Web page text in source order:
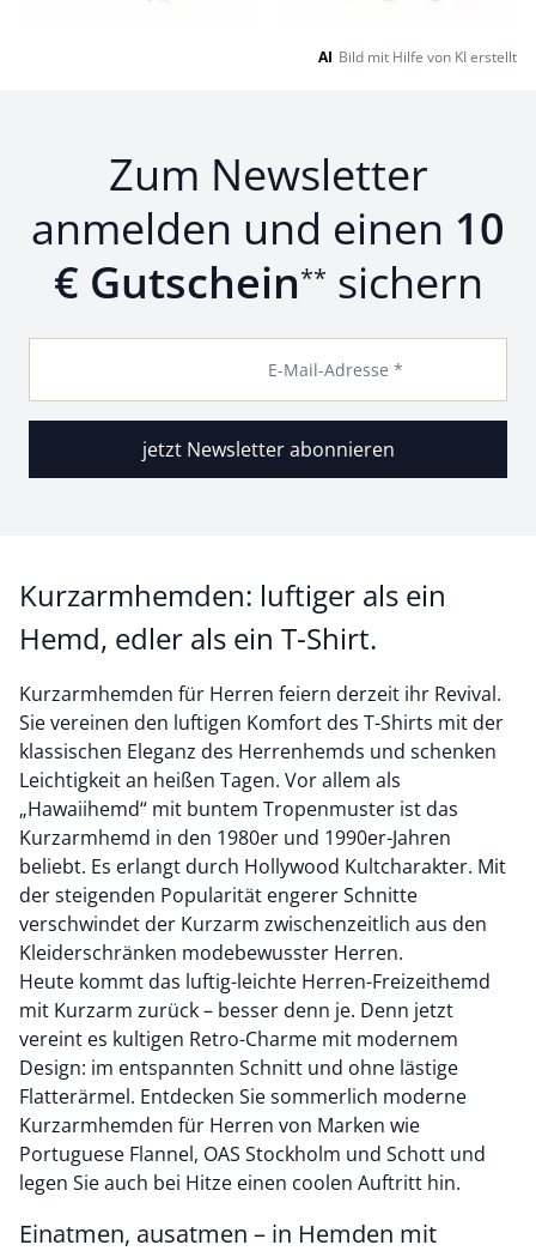
AI Bild mit Hilfe von KI erstellt
Zum Newsletter
anmelden und einen 10
€ Gutschein** sichern
E-Mail-Adresse *
jetzt Newsletter abonnieren
Kurzarmhemden: luftiger als ein
Hemd, edler als ein T-Shirt.
Kurzarmhemden für Herren feiern derzeit ihr Revival.
Sie vereinen den luftigen Komfort des T-Shirts mit der
klassischen Eleganz des Herrenhemds und schenken
Leichtigkeit an heißen Tagen. Vor allem als
„Hawaiihemd“ mit buntem Tropenmuster ist das
Kurzarmhemd in den 1980er und 1990er-Jahren
beliebt. Es erlangt durch Hollywood Kultcharakter. Mit
der steigenden Popularität engerer Schnitte
verschwindet der Kurzarm zwischenzeitlich aus den
Kleiderschränken modebewusster Herren.
Heute kommt das luftig-leichte Herren-Freizeithemd
mit Kurzarm zurück – besser denn je. Denn jetzt
vereint es kultigen Retro-Charme mit modernem
Design: im entspannten Schnitt und ohne lästige
Flatterärmel. Entdecken Sie sommerlich moderne
Kurzarmhemden für Herren von Marken wie
Portuguese Flannel, OAS Stockholm und Schott und
legen Sie auch bei Hitze einen coolen Auftritt hin.
Einatmen, ausatmen – in Hemden mit